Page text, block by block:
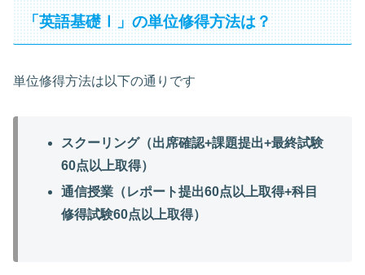
「英語基礎Ⅰ」の単位修得方法は？
単位修得方法は以下の通りです
スクーリング（出席確認+課題提出+最終試験
60点以上取得）
通信授業（レポート提出60点以上取得+科目
修得試験60点以上取得）